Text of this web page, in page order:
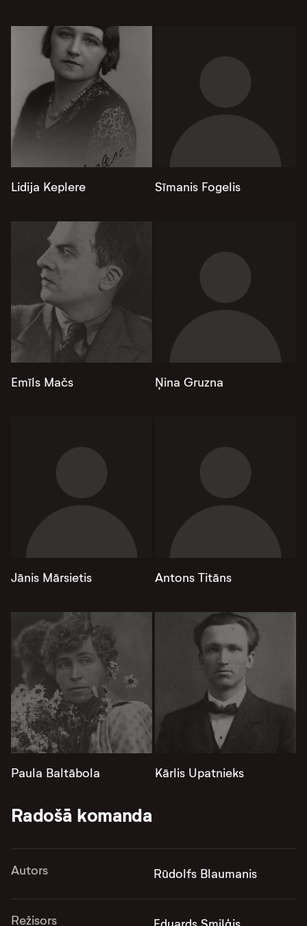
Lidija Keplere Sīmanis Fogelis
Emīls Mačs Ņina Gruzna
Jānis Mārsietis Antons Titāns
Paula Baltābola Kārlis Upatnieks
Radošā komanda
Autors Rūdolfs Blaumanis
Režisors